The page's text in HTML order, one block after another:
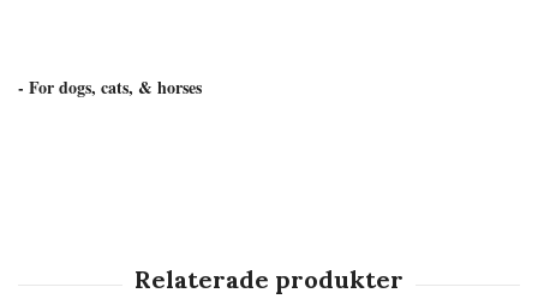
- For dogs, cats, & horses